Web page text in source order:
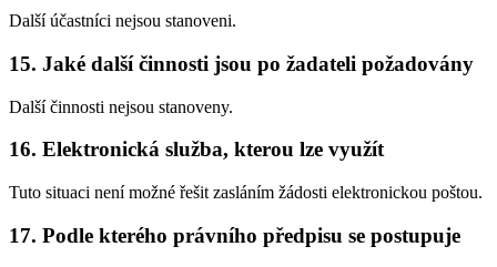
Další účastníci nejsou stanoveni.
15. Jaké další činnosti jsou po žadateli požadovány
Další činnosti nejsou stanoveny.
16. Elektronická služba, kterou lze využít
Tuto situaci není možné řešit zasláním žádosti elektronickou poštou.
17. Podle kterého právního předpisu se postupuje